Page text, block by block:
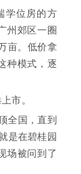
学位房的方
州郊区一圈
亩。低价拿
种模式，逐
市。
全国，直到
是在碧桂园
场被问到了